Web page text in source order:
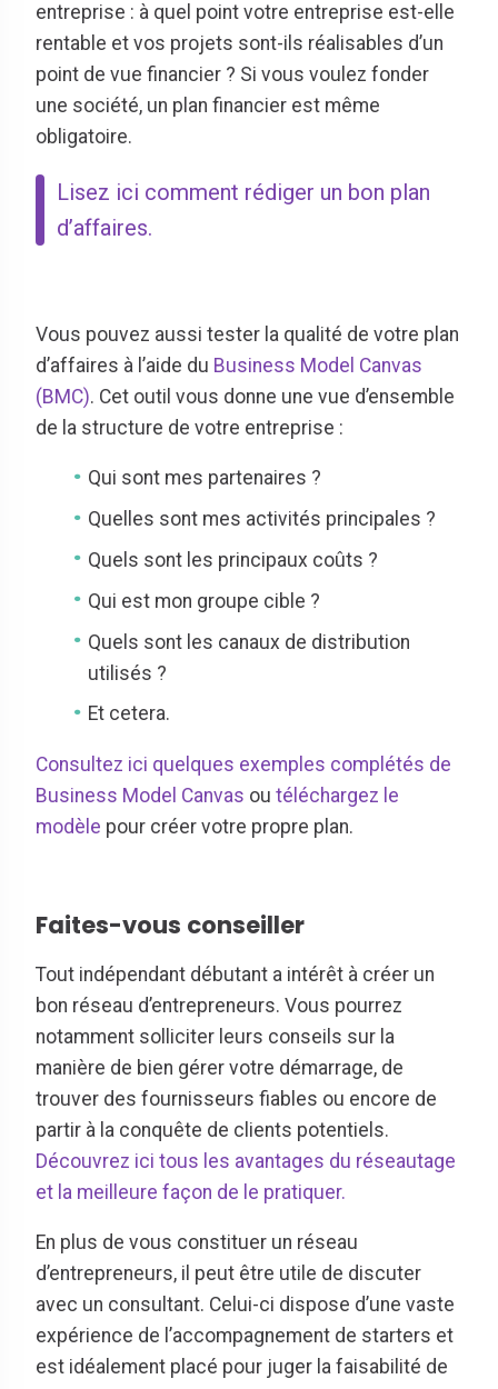
entreprise : à quel point votre entreprise est-elle
rentable et vos projets sont-ils réalisables d’un
point de vue financier ? Si vous voulez fonder
une société, un plan financier est même
obligatoire.
Lisez ici comment rédiger un bon plan
d’affaires.
Vous pouvez aussi tester la qualité de votre plan
d’affaires à l’aide du Business Model Canvas
(BMC). Cet outil vous donne une vue d’ensemble
de la structure de votre entreprise :
Qui sont mes partenaires ?
Quelles sont mes activités principales ?
Quels sont les principaux coûts ?
Qui est mon groupe cible ?
Quels sont les canaux de distribution
utilisés ?
Et cetera.
Consultez ici quelques exemples complétés de
Business Model Canvas ou téléchargez le
modèle pour créer votre propre plan.
Faites-vous conseiller
Tout indépendant débutant a intérêt à créer un
bon réseau d’entrepreneurs. Vous pourrez
notamment solliciter leurs conseils sur la
manière de bien gérer votre démarrage, de
trouver des fournisseurs fiables ou encore de
partir à la conquête de clients potentiels.
Découvrez ici tous les avantages du réseautage
et la meilleure façon de le pratiquer.
En plus de vous constituer un réseau
d’entrepreneurs, il peut être utile de discuter
avec un consultant. Celui-ci dispose d’une vaste
expérience de l’accompagnement de starters et
est idéalement placé pour juger la faisabilité de